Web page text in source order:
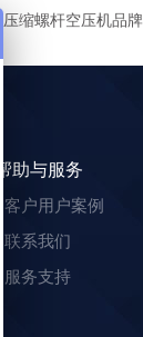
压缩螺杆空压机品牌
帮助与服务
客户用户案例
联系我们
服务支持